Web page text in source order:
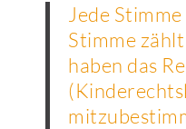
Jede
Stimme
haben das